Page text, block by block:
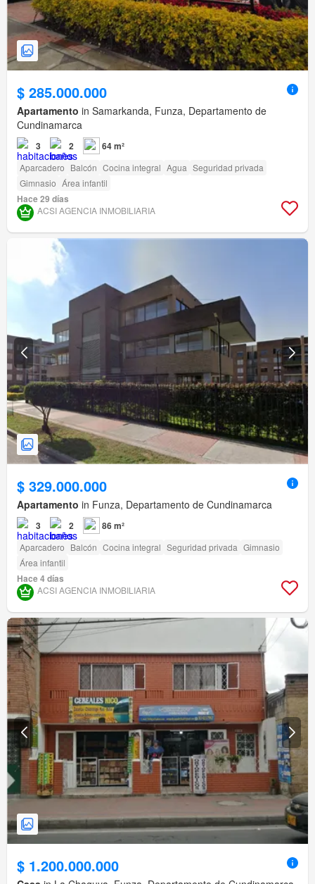
$ 285.000.000
Apartamento in Samarkanda, Funza, Departamento de
Cundinamarca
3 2 64 m²
Aparcadero Balcón Cocina integral Agua Seguridad privada
Gimnasio Área infantil
Hace 29 días
ACSI AGENCIA INMOBILIARIA
$ 329.000.000
Apartamento in Funza, Departamento de Cundinamarca
3 2 86 m²
Aparcadero Balcón Cocina integral Seguridad privada Gimnasio
Área infantil
Hace 4 días
ACSI AGENCIA INMOBILIARIA
$ 1.200.000.000